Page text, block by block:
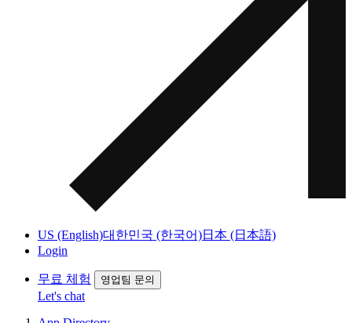
US (English)대한민국 (한국어)日本 (日本語)
Login
무료 체험 영업팀 문의
Let's chat